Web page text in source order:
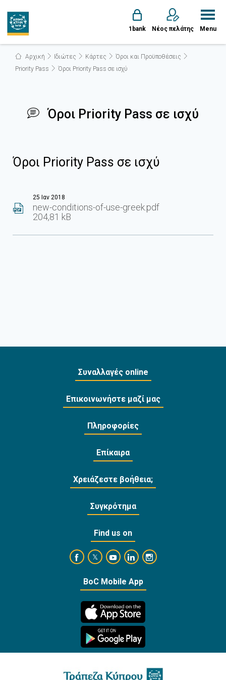
1bank Νέος πελάτης Menu
Αρχική Ιδιώτες Κάρτες
Όροι και Προϋποθέσεις
Priority Pass
Όροι Priority Pass σε ισχύ
Όροι Priority Pass σε ισχύ
Όροι Priority Pass σε ισχύ
25 Ιαν 2018
new-conditions-of-use-greek.pdf
204,81 kB
Συναλλαγές online
Επικοινωνήστε μαζί μας
Πληροφορίες
Επίκαιρα
Χρειάζεστε βοήθεια;
Συγκρότημα
Find us on
https://www.facebook.com/
https://twitter.com/bankofcyprus_
https://www.youtube.com/user/
https://www.linkedin.com/
https://
BoC Mobile App